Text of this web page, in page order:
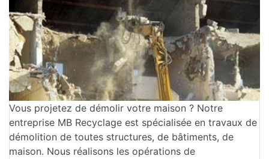
Vous projetez de démolir votre maison ? Notre
entreprise MB Recyclage est spécialisée en travaux de
démolition de toutes structures, de bâtiments, de
maison. Nous réalisons les opérations de